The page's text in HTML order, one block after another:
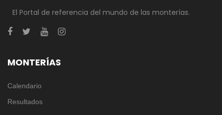
El Portal de referencia del mundo de las monterías.
MONTERÍAS
Calendario
Resultados